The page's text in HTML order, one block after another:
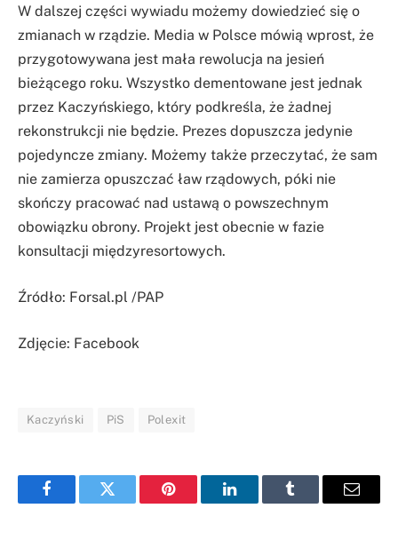
W dalszej części wywiadu możemy dowiedzieć się o
zmianach w rządzie. Media w Polsce mówią wprost, że
przygotowywana jest mała rewolucja na jesień
bieżącego roku. Wszystko dementowane jest jednak
przez Kaczyńskiego, który podkreśla, że żadnej
rekonstrukcji nie będzie. Prezes dopuszcza jedynie
pojedyncze zmiany. Możemy także przeczytać, że sam
nie zamierza opuszczać ław rządowych, póki nie
skończy pracować nad ustawą o powszechnym
obowiązku obrony. Projekt jest obecnie w fazie
konsultacji międzyresortowych.
Źródło: Forsal.pl /PAP
Zdjęcie: Facebook
Kaczyński PiS Polexit
FacebookTwitter Pinterest LinkedInTumblr Email